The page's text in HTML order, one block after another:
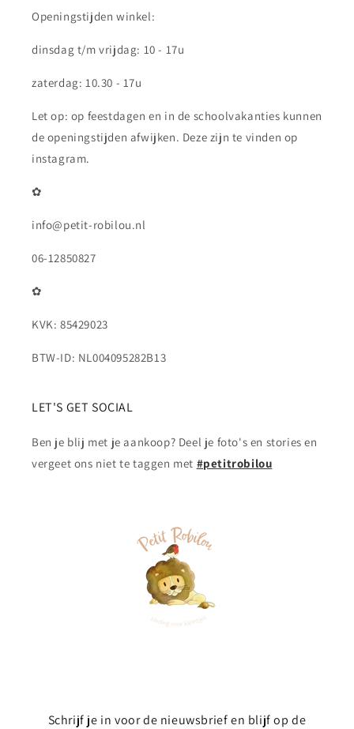
Openingstijden winkel:
dinsdag t/m vrijdag: 10 - 17u
zaterdag: 10.30 - 17u
Let op: op feestdagen en in de schoolvakanties kunnen
de openingstijden afwijken. Deze zijn te vinden op
instagram.
✿
info@petit-robilou.nl
06-12850827
✿
KVK: 85429023
BTW-ID: NL004095282B13
LET'S GET SOCIAL
Ben je blij met je aankoop? Deel je foto's en stories en
vergeet ons niet te taggen met #petitrobilou
Schrijf je in voor de nieuwsbrief en blijf op de